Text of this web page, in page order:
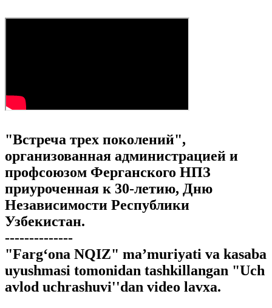
"Встреча трех поколений",
организованная администрацией и
профсоюзом Ферганского НПЗ
приуроченная к 30-летию, Дню
Независимости Республики
Узбекистан.
--------------
"Farg‘ona NQIZ" ma’muriyati va kasaba
uyushmasi tomonidan tashkillangan "Uch
avlod uchrashuvi''dan video lavxa.